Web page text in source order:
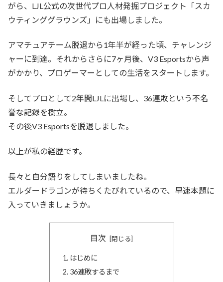
がら、LJL公式の次世代プロ人材発掘プロジェクト「スカ
ウティンググラウンズ」にも出場しました。
アマチュアチーム脱退から1年半が経った頃、チャレンジ
ャーに到達。それからさらに7ヶ月後、V3 Esportsから声
がかかり、プロゲーマーとしての生活をスタートします。
そしてプロとして2年間LJLに出場し、36連敗という不名
誉な記録を樹立。
その後V3 Esportsを脱退しました。
以上が私の経歴です。
長々と自分語りをしてしまいましたね。
エルダードラゴンが待ちくたびれているので、早速本題に
入っていきましょうか。
目次
はじめに
36連敗するまで